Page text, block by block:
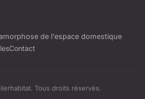
de l'espace domestique
Contact
Tous droits réservés.